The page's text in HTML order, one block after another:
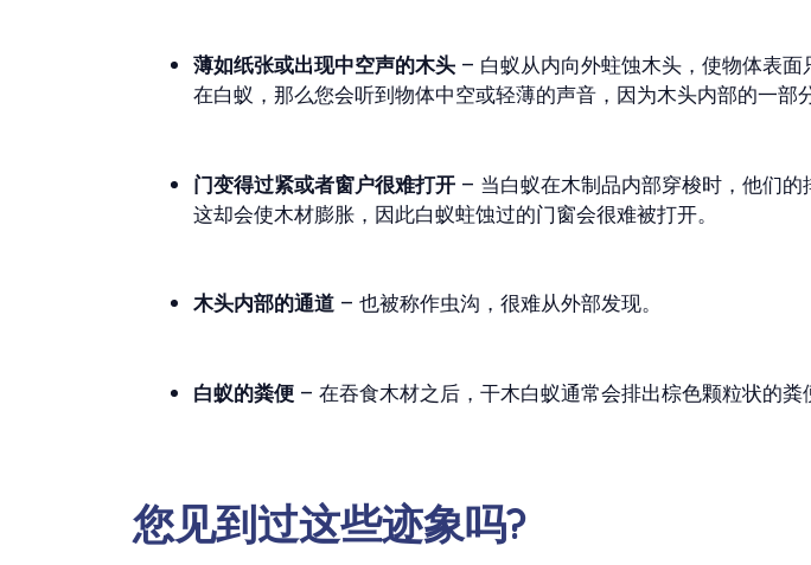
薄如纸张或出现中空声的木头 – 白蚁从内向外蛀蚀木头，使物体表
在白蚁，那么您会听到物体中空或轻薄的声音，因为木头内部的一部
门变得过紧或者窗户很难打开 – 当白蚁在木制品内部穿梭时，他们
这却会使木材膨胀，因此白蚁蛀蚀过的门窗会很难被打开。
木头内部的通道 – 也被称作虫沟，很难从外部发现。
白蚁的粪便 – 在吞食木材之后，干木白蚁通常会排出棕色颗粒状的粪
您见到过这些迹象吗?